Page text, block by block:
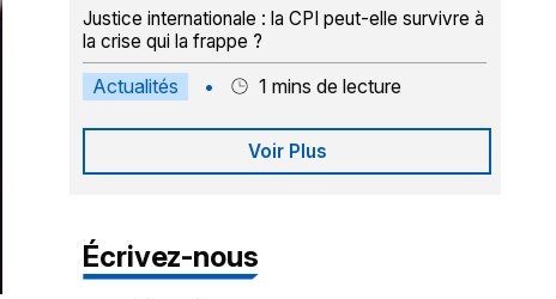
Justice internationale : la CPI peut-elle survivre à
la crise qui la frappe ?
Actualités • 1 mins de lecture
Voir Plus
Écrivez-nous